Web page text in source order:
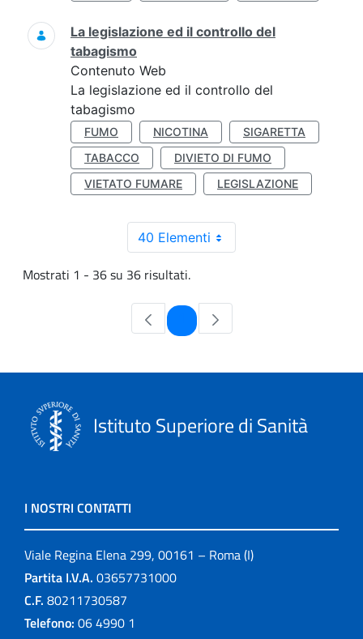
La legislazione ed il controllo del
tabagismo
Contenuto Web
La legislazione ed il controllo del
tabagismo
FUMO NICOTINA
SIGARETTA
TABACCO
DIVIETO DI FUMO
VIETATO FUMARE
LEGISLAZIONE
40 Elementi
Mostrati 1 - 36 su 36 risultati.
Pagina
Istituto Superiore di Sanità
I NOSTRI CONTATTI
Viale Regina Elena 299, 00161 – Roma (I)
Partita I.V.A. 03657731000
C.F. 80211730587
Telefono: 06 4990 1